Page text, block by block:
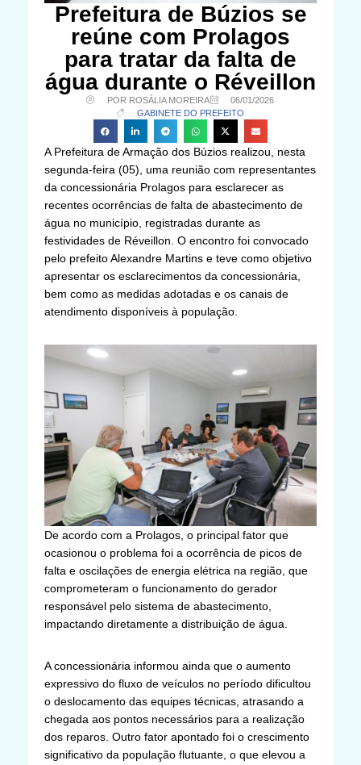
Prefeitura de Búzios se
reúne com Prolagos
para tratar da falta de
água durante o Réveillon
POR ROSÁLIA MOREIRA
06/01/2026
GABINETE DO PREFEITO
A Prefeitura de Armação dos Búzios realizou, nesta
segunda-feira (05), uma reunião com representantes
da concessionária Prolagos para esclarecer as
recentes ocorrências de falta de abastecimento de
água no município, registradas durante as
festividades de Réveillon. O encontro foi convocado
pelo prefeito Alexandre Martins e teve como objetivo
apresentar os esclarecimentos da concessionária,
bem como as medidas adotadas e os canais de
atendimento disponíveis à população.
De acordo com a Prolagos, o principal fator que
ocasionou o problema foi a ocorrência de picos de
falta e oscilações de energia elétrica na região, que
comprometeram o funcionamento do gerador
responsável pelo sistema de abastecimento,
impactando diretamente a distribuição de água.
A concessionária informou ainda que o aumento
expressivo do fluxo de veículos no período dificultou
o deslocamento das equipes técnicas, atrasando a
chegada aos pontos necessários para a realização
dos reparos. Outro fator apontado foi o crescimento
significativo da população flutuante, o que elevou a